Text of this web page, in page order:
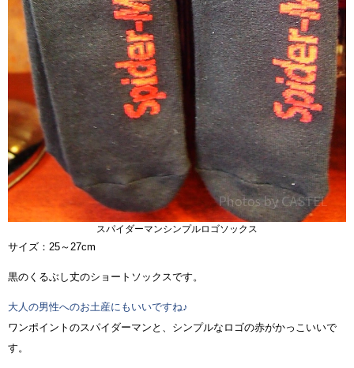
スパイダーマンシンプルロゴソックス
サイズ：25～27cm
黒のくるぶし丈のショートソックスです。
大人の男性へのお土産にもいいですね♪
ワンポイントのスパイダーマンと、シンプルなロゴの赤がかっこいいで
す。